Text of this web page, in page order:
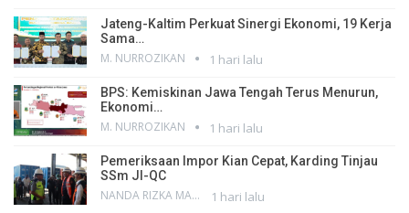
Jateng-Kaltim Perkuat Sinergi Ekonomi, 19 Kerja
Sama…
M. NURROZIKAN 1 hari lalu
BPS: Kemiskinan Jawa Tengah Terus Menurun,
Ekonomi…
M. NURROZIKAN 1 hari lalu
Pemeriksaan Impor Kian Cepat, Karding Tinjau
SSm JI-QC
NANDA RIZKA MAHENDRA 1 hari lalu